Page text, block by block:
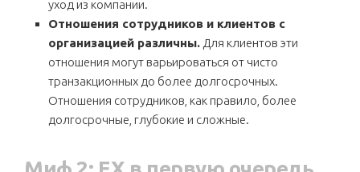
уход из компании.
Отношения сотрудников и клиентов с
организацией различны. Для клиентов эти
отношения могут варьироваться от чисто
транзакционных до более долгосрочных.
Отношения сотрудников, как правило, более
долгосрочные, глубокие и сложные.